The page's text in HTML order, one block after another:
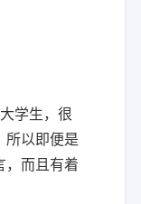
学生，很
所以即便是
，而且有着